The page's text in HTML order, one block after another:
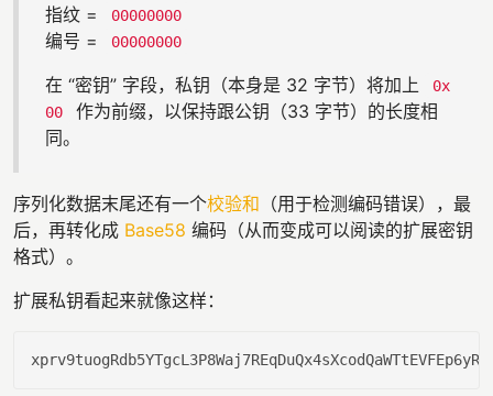
指纹 = 00000000
编号 = 00000000
在 “密钥” 字段，私钥（本身是 32 字节）将加上
0x
00
作为前缀，以保持跟公钥（33 字节）的长度相
同。
序列化数据末尾还有一个校验和 （用于检测编码错误），最
后，再转化成 Base58 编码（从而变成可以阅读的扩展密钥
格式）。
扩展私钥看起来就像这样：